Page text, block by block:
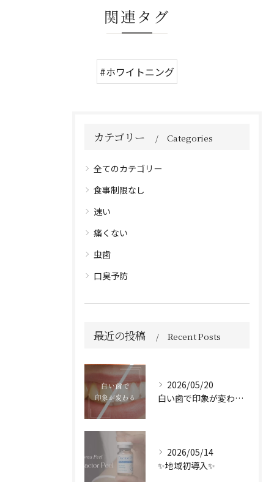
関連タグ
#ホワイトニング
カテゴリー Categories
全てのカテゴリー
食事制限なし
速い
痛くない
虫歯
口臭予防
最近の投稿 Recent Posts
2026/05/20
白い歯で印象が変わる🦷✨️
2026/05/14
✨地域初導入✨